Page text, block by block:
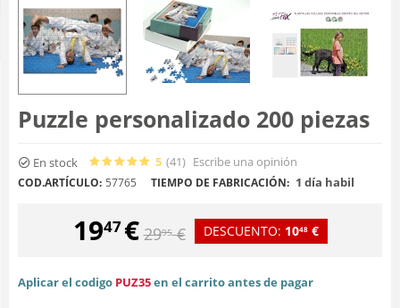
Puzzle personalizado 200 piezas
En stock 5 (41) Escribe una opinión
COD.ARTÍCULO: 57765 TIEMPO DE FABRICACIÓN: 1 día habil
1947€ 2995 € DESCUENTO: 1048 €
Aplicar el codigo PUZ35en el carrito antes de pagar